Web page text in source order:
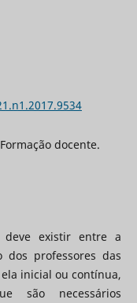
docente.
existir entre a
professores das
inicial ou contínua,
são necessários